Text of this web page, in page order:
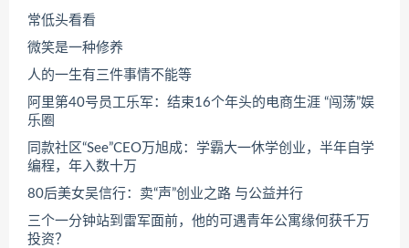
常低头看看
微笑是一种修养
人的一生有三件事情不能等
阿里第40号员工乐军：结束16个年头的电商生涯 “闯荡”娱
乐圈
同款社区“See”CEO万旭成：学霸大一休学创业，半年自学
编程，年入数十万
80后美女吴信行：卖“声”创业之路 与公益并行
三个一分钟站到雷军面前，他的可遇青年公寓缘何获千万
投资？